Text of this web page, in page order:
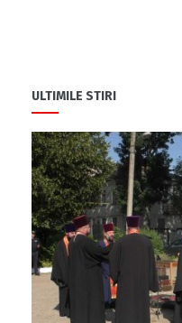
ULTIMILE STIRI